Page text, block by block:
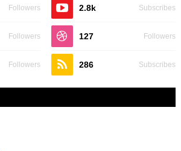
Followers 2.8k Subscribes
Followers 127 Followers
Followers 286 Subscribes